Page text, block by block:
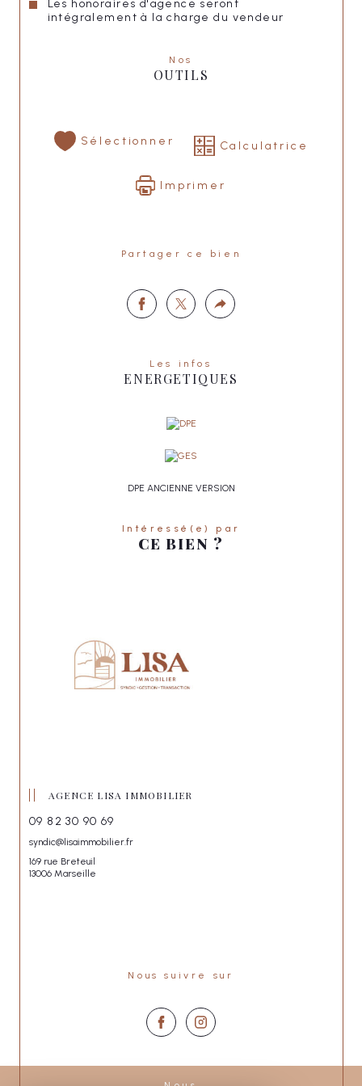
Les honoraires d'agence seront
intégralement à la charge du vendeur
Nos
OUTILS
Sélectionner Calculatrice
Imprimer
Partager ce bien
Les infos
ENERGETIQUES
DPE ANCIENNE VERSION
Intéressé(e) par
CE BIEN ?
AGENCE LISA IMMOBILIER
09 82 30 90 69
syndic@lisaimmobilier.fr
169 rue Breteuil
13006 Marseille
Nous suivre sur